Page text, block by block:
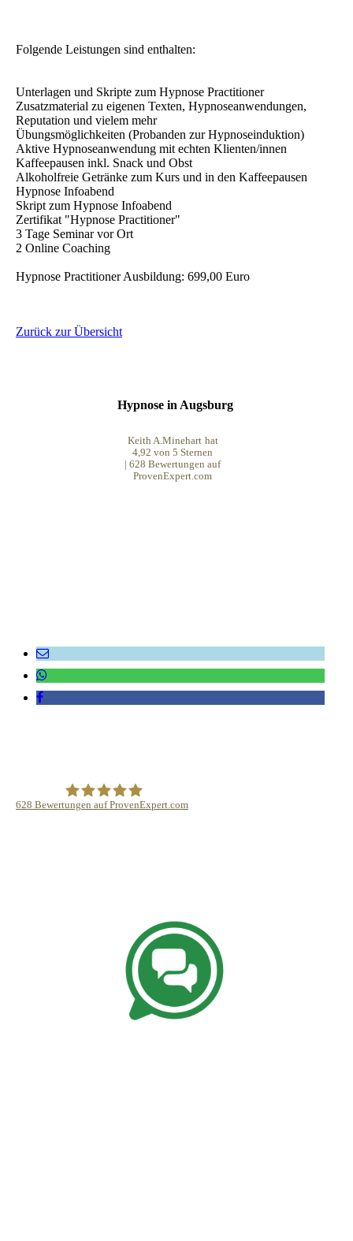
Folgende Leistungen sind enthalten:
Unterlagen und Skripte zum Hypnose Practitioner
Zusatzmaterial zu eigenen Texten, Hypnoseanwendungen,
Reputation und vielem mehr
Übungsmöglichkeiten (Probanden zur Hypnoseinduktion)
Aktive Hypnoseanwendung mit echten Klienten/innen
Kaffeepausen inkl. Snack und Obst
Alkoholfreie Getränke zum Kurs und in den Kaffeepausen
Hypnose Infoabend
Skript zum Hypnose Infoabend
Zertifikat "Hypnose Practitioner"
3 Tage Seminar vor Ort
2 Online Coaching
Hypnose Practitioner Ausbildung: 699,00 Euro
Zurück zur Übersicht
Hypnose in Augsburg